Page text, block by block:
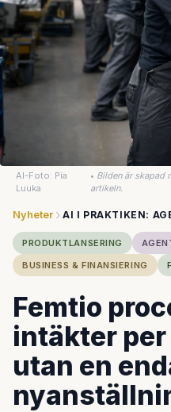
AI-Foto: Pia
Luuka
• Bilden är skapad
artikeln.
Nyheter AI I PRAKTIKEN:
PRODUKTLANSERING
BUSINESS & FINANSIERING
Femtio
intäkter
utan en